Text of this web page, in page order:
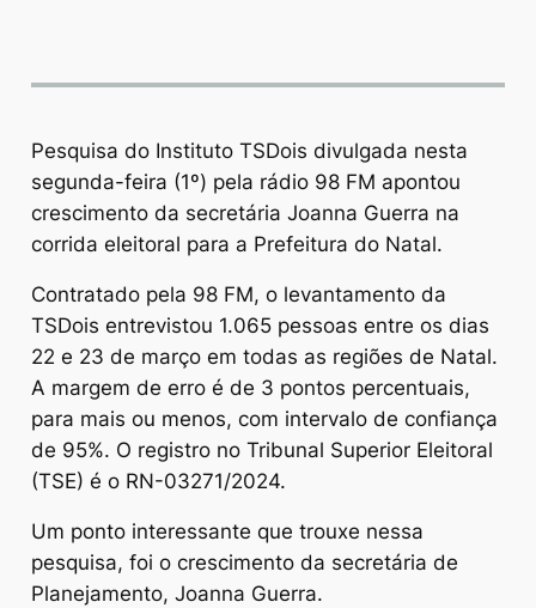
Pesquisa do Instituto TSDois divulgada nesta
segunda-feira (1º) pela rádio 98 FM apontou
crescimento da secretária Joanna Guerra na
corrida eleitoral para a Prefeitura do Natal.
Contratado pela 98 FM, o levantamento da
TSDois entrevistou 1.065 pessoas entre os dias
22 e 23 de março em todas as regiões de Natal.
A margem de erro é de 3 pontos percentuais,
para mais ou menos, com intervalo de confiança
de 95%. O registro no Tribunal Superior Eleitoral
(TSE) é o RN-03271/2024.
Um ponto interessante que trouxe nessa
pesquisa, foi o crescimento da secretária de
Planejamento, Joanna Guerra.